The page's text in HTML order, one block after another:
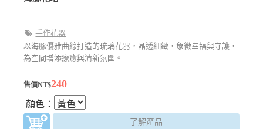
手作花器
以海豚優雅曲線打造的琉璃花器，晶透細緻，象徵幸福與守護，
為空間增添療癒與清新氛圍。
售價NT$240
顏色：
了解產品